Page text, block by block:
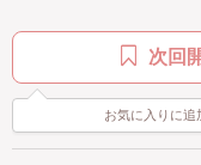
次回
お気に入りに追